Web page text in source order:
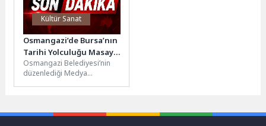
Kültür Sanat
Osmangazi’de Bursa’nın
Tarihi Yolculuğu Masaya
Yatırıldı
Osmangazi Belediyesi’nin
düzenlediği Medya
mirası, sanayi...